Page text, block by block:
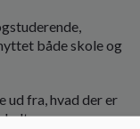
både skole og
ud fra, hvad der er